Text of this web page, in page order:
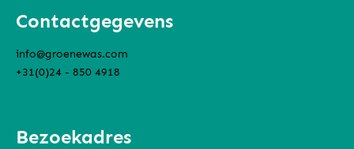
Contactgegevens
info@groenewas.com
+31(0)24 - 850 4918
Bezoekadres